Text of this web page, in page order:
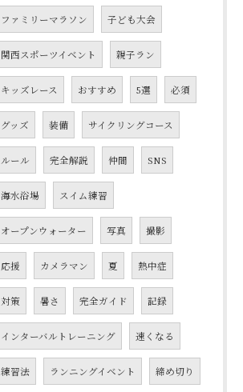
ファミリーマラソン 子ども大会
関西スポーツイベント 親子ラン
キッズレース おすすめ 5選 必須
グッズ 装備 サイクリングコース
ルール 完全解説 仲間 SNS
海水浴場 スイム練習
オープンウォーター 写真 撮影
応援 カメラマン 夏 熱中症
対策 暑さ 完全ガイド 記録
インターバルトレーニング 速くなる
練習法 ランニングイベント 締め切り